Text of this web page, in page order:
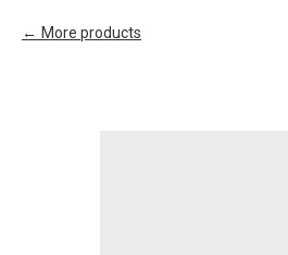
More products